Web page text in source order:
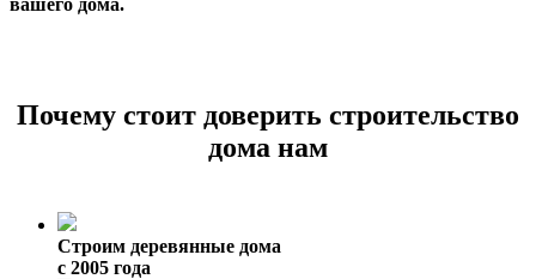
Почему стоит доверить строительство
дома нам
Строим деревянные дома
с 2005 года